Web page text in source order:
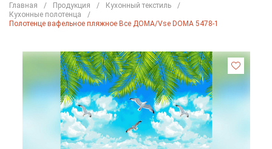
Главная Продукция
Кухонный текстиль
Кухонные полотенца
Полотенце вафельное пляжное Все ДОМА/Vse DOMA 5478-1